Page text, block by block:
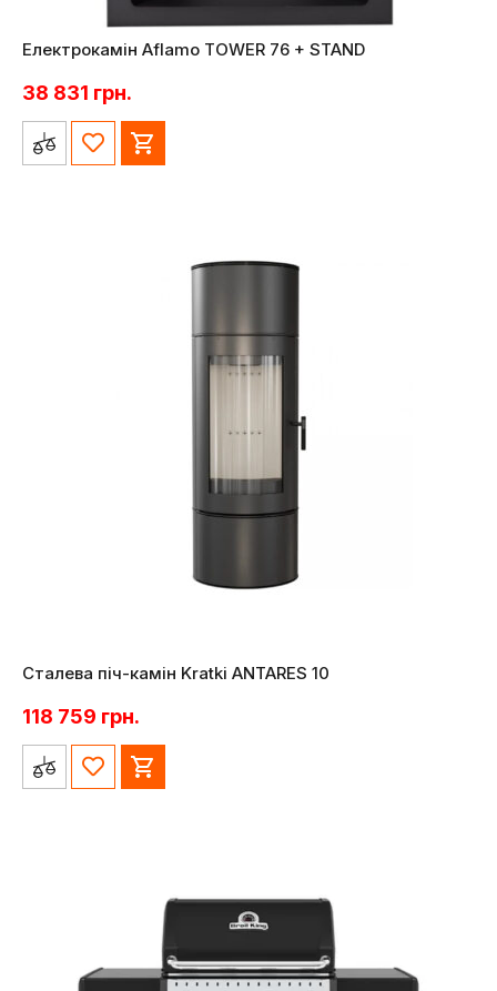
Електрокамін Aflamo TOWER 76 + STAND
38 831 грн.
Сталева піч-камін Kratki ANTARES 10
118 759 грн.